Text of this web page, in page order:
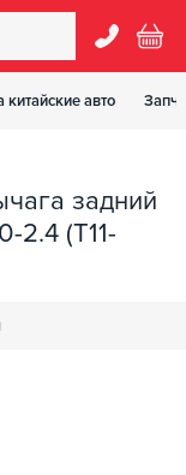
китайские авто
задний
2.4 (T11-